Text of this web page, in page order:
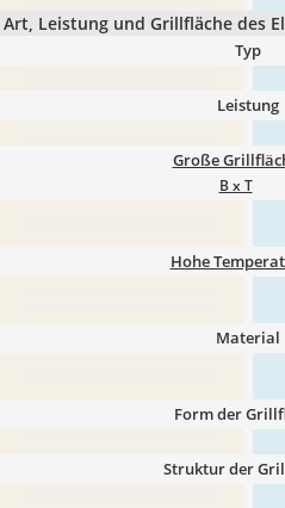
Art, Leistung und Grillfläche des
Typ
Leistung
Große
B x T
Hohe
Material
Form der
Struktur der